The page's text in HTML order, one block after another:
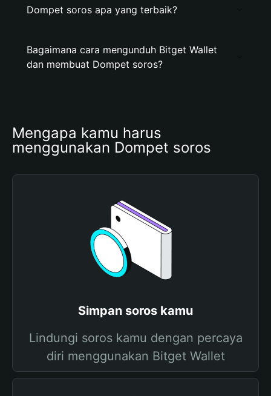
Dompet soros apa yang terbaik?
Bagaimana cara mengunduh Bitget Wallet
dan membuat Dompet soros?
Mengapa kamu harus
menggunakan Dompet soros
Simpan soros kamu
Lindungi soros kamu dengan percaya
diri menggunakan Bitget Wallet